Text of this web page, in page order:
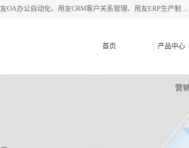
杭州协友软件有限公司主营：用友财务软件、用友进销存软件、用友OA办公自动化、用友CRM客户关系管理、用友ERP生产制造管理等;是一家用友管理软件咨询服务商。自创立至今，一直致力于为客户提供顾问式ERP管理解决方案务，为企业提供了财务管理、供应链和物流管理、生产制造管理、管理、知识与协同管理、客户关系管理等信息化建设领域的应用。
首页 产品中心